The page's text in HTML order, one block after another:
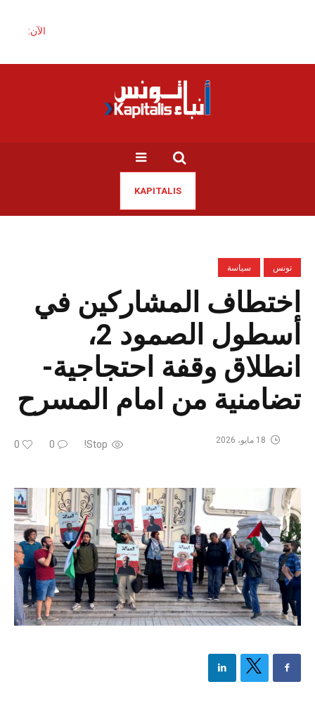
الآن:
KAPITALIS
تونس سياسة
اختطاف المشاركين في
أسطول الصمود 2،
انطلاق وقفة احتجاجية-
تضامنية من امام المسرح
Stop!
0
0 18 مايو، 2026